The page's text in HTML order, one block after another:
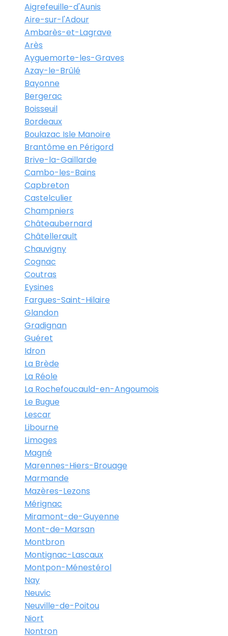
Aigrefeuille-d'Aunis
Aire-sur-l'Adour
Ambarès-et-Lagrave
Arès
Ayguemorte-les-Graves
Azay-le-Brûlé
Bayonne
Bergerac
Boisseuil
Bordeaux
Boulazac Isle Manoire
Brantôme en Périgord
Brive-la-Gaillarde
Cambo-les-Bains
Capbreton
Castelculier
Champniers
Châteaubernard
Châtellerault
Chauvigny
Cognac
Coutras
Eysines
Fargues-Saint-Hilaire
Glandon
Gradignan
Guéret
Idron
La Brède
La Réole
La Rochefoucauld-en-Angoumois
Le Bugue
Lescar
Libourne
Limoges
Magné
Marennes-Hiers-Brouage
Marmande
Mazères-Lezons
Mérignac
Miramont-de-Guyenne
Mont-de-Marsan
Montbron
Montignac-Lascaux
Montpon-Ménestérol
Nay
Neuvic
Neuville-de-Poitou
Niort
Nontron